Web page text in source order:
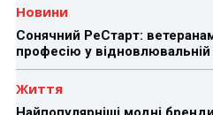
Новини
Сонячний РеСтарт:
професію у відновлювальній
Життя